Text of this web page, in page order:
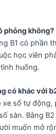
phỏng không?
B1 có phần
học viên
huống.
có khác với
xe số tự
sàn. Bằng
muốn mở